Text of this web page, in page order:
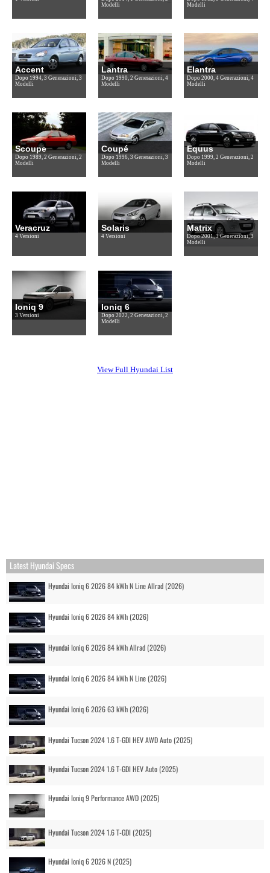
Modelli
Modelli
Accent
Dopo 1994, 3 Generazioni, 3
Modelli
Lantra
Dopo 1990, 2 Generazioni, 4
Modelli
Elantra
Dopo 2000, 4 Generazioni, 4
Modelli
Scoupe
Dopo 1989, 2 Generazioni, 2
Modelli
Coupé
Dopo 1996, 3 Generazioni, 3
Modelli
Equus
Dopo 1999, 2 Generazioni, 2
Modelli
Veracruz
4 Versioni
Solaris
4 Versioni
Matrix
Dopo 2001, 3 Generazioni, 3
Modelli
Ioniq 9
3 Versioni
Ioniq 6
Dopo 2022, 2 Generazioni, 2
Modelli
View Full Hyundai List
Latest Hyundai Specs
Hyundai Ioniq 6 2026 84 kWh N Line Allrad (2026)
Hyundai Ioniq 6 2026 84 kWh (2026)
Hyundai Ioniq 6 2026 84 kWh Allrad (2026)
Hyundai Ioniq 6 2026 84 kWh N Line (2026)
Hyundai Ioniq 6 2026 63 kWh (2026)
Hyundai Tucson 2024 1.6 T-GDI HEV AWD Auto (2025)
Hyundai Tucson 2024 1.6 T-GDI HEV Auto (2025)
Hyundai Ioniq 9 Performance AWD (2025)
Hyundai Tucson 2024 1.6 T-GDI (2025)
Hyundai Ioniq 6 2026 N (2025)